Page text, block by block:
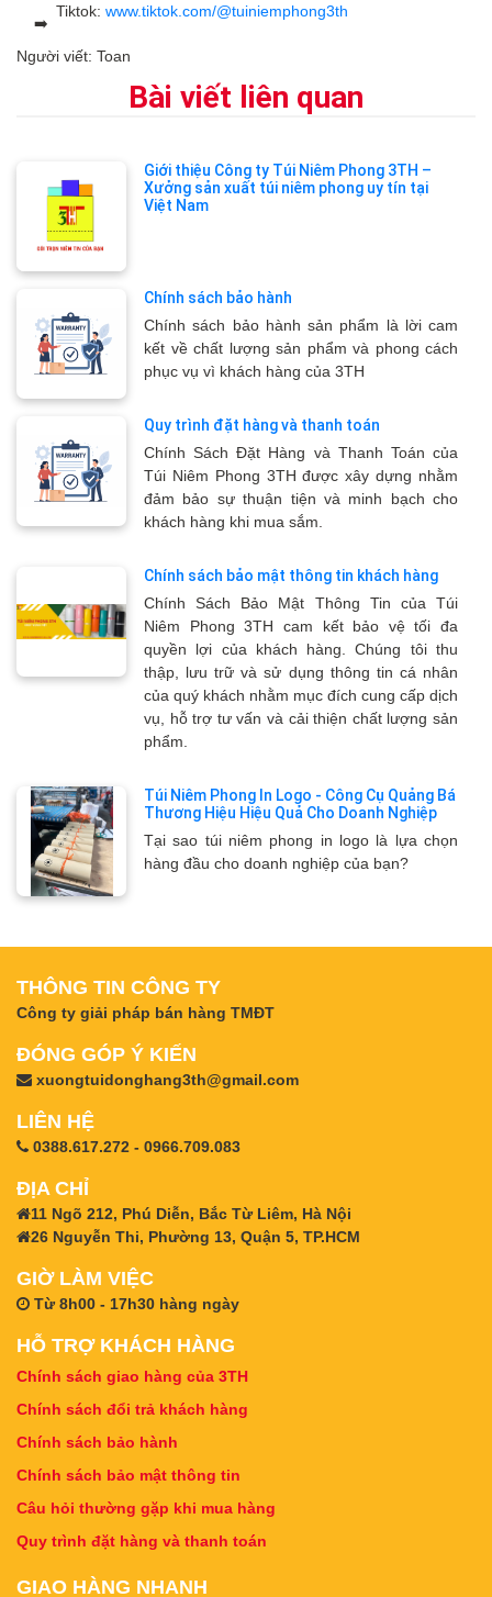
Tiktok: www.tiktok.com/@tuiniemphong3th
Người viết: Toan
Bài viết liên quan
Giới thiệu Công ty Túi Niêm Phong 3TH –
Xưởng sản xuất túi niêm phong uy tín tại
Việt Nam
Chính sách bảo hành
Chính sách bảo hành sản phẩm là lời cam
kết về chất lượng sản phẩm và phong cách
phục vụ vì khách hàng của 3TH
Quy trình đặt hàng và thanh toán
Chính Sách Đặt Hàng và Thanh Toán của
Túi Niêm Phong 3TH được xây dựng nhằm
đảm bảo sự thuận tiện và minh bạch cho
khách hàng khi mua sắm.
Chính sách bảo mật thông tin khách hàng
Chính Sách Bảo Mật Thông Tin của Túi
Niêm Phong 3TH cam kết bảo vệ tối đa
quyền lợi của khách hàng. Chúng tôi thu
thập, lưu trữ và sử dụng thông tin cá nhân
của quý khách nhằm mục đích cung cấp dịch
vụ, hỗ trợ tư vấn và cải thiện chất lượng sản
phẩm.
Túi Niêm Phong In Logo - Công Cụ Quảng Bá
Thương Hiệu Hiệu Quả Cho Doanh Nghiệp
Tại sao túi niêm phong in logo là lựa chọn
hàng đầu cho doanh nghiệp của bạn?
THÔNG TIN CÔNG TY
Công ty giải pháp bán hàng TMĐT
ĐÓNG GÓP Ý KIẾN
xuongtuidonghang3th@gmail.com
LIÊN HỆ
0388.617.272 - 0966.709.083
ĐỊA CHỈ
11 Ngõ 212, Phú Diễn, Bắc Từ Liêm, Hà Nội
26 Nguyễn Thi, Phường 13, Quận 5, TP.HCM
GIỜ LÀM VIỆC
Từ 8h00 - 17h30 hàng ngày
HỖ TRỢ KHÁCH HÀNG
Chính sách giao hàng của 3TH
Chính sách đổi trả khách hàng
Chính sách bảo hành
Chính sách bảo mật thông tin
Câu hỏi thường gặp khi mua hàng
Quy trình đặt hàng và thanh toán
GIAO HÀNG NHANH